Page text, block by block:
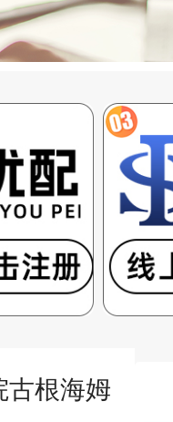
根海姆